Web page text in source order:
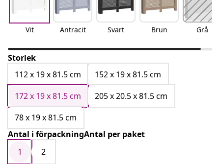
Vit Antracit Svart Brun Grå
Storlek
112 x 19 x 81.5 cm
152 x 19 x 81.5 cm
172 x 19 x 81.5 cm
205 x 20.5 x 81.5 cm
78 x 19 x 81.5 cm
Antal i förpackningAntal per paket
1
2